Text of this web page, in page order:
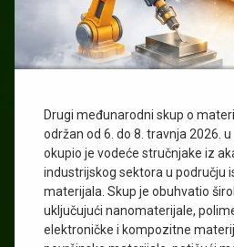
Drugi međunarodni skup o
održan od 6. do 8. travnja 2026. u
okupio je vodeće stručnjake iz
industrijskog sektora u području
materijala. Skup je obuhvatio
uključujući nanomaterijale,
elektroničke i kompozitne